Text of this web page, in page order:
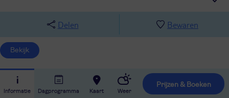
Delen Bewaren
Bekijk
Informatie Dagprogramma Kaart Weer
Prijzen & Boeken